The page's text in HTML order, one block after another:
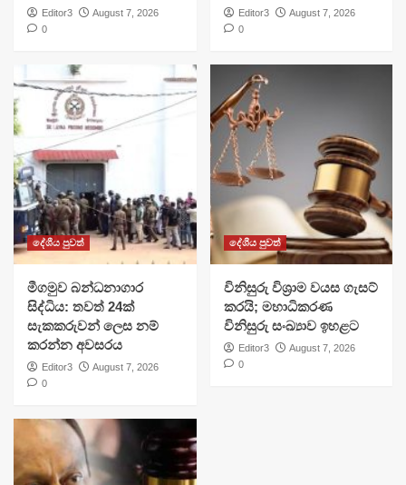
Editor3
August 7, 2026
0
Editor3
August 7, 2026
0
දේශීය පුවත්
මීගමුව බන්ධනාගාර
සිද්ධිය: තවත් 24ක්
සැකකරුවන් ලෙස නම්
කරන්න අවසරය
Editor3
August 7, 2026
0
දේශීය පුවත්
විනිසුරු විශ්‍රාම වයස ගැසට්
කරයි; මහාධිකරණ
විනිසුරු සංඛ්‍යාව ඉහළට
Editor3
August 7, 2026
0